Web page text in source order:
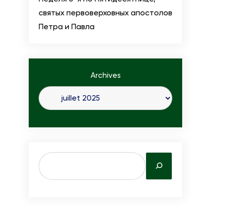
святых первоверховных апостолов
Петра и Павла
Archives
S
e